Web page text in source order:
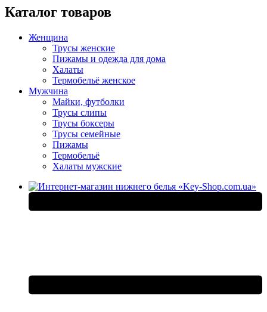
Каталог товаров
Женщина
Трусы женские
Пижамы и одежда для дома
Халаты
Термобельё женское
Мужчина
Майки, футболки
Трусы слипы
Трусы боксеры
Трусы семейные
Пижамы
Термобельё
Халаты мужские